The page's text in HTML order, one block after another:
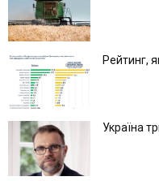
Рейтинг,
Україна